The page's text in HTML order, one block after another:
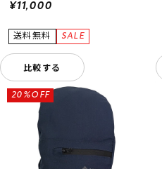
¥11,000
比較する
20%OFF